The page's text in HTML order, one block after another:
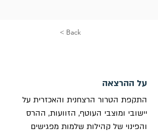
< Back
על ההרצאה
התקפת הטרור הרצחנית והאכזרית על
יישובי ומוצבי העוטף, הזוועות, ההרס
והפינוי של קהילות שלמות מפגישים